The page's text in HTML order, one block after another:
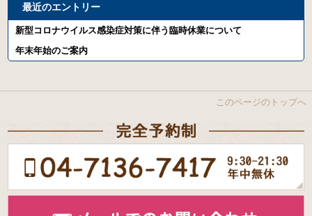
最近のエントリー
新型コロナウイルス感染症対策に伴う臨時休業について
年末年始のご案内
このページのトップへ